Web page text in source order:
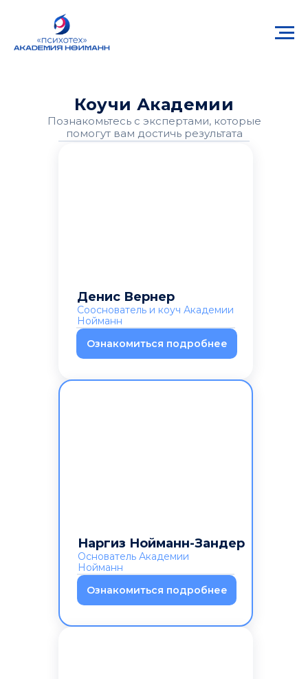
Коучи Академии
Познакомьтесь с экспертами, которые
помогут вам достичь результата
Денис Вернер
Сооснователь и коуч Академии
Нойманн
Ознакомиться подробнее
Наргиз Нойманн-Зандер
Основатель Академии
Нойманн
Ознакомиться подробнее